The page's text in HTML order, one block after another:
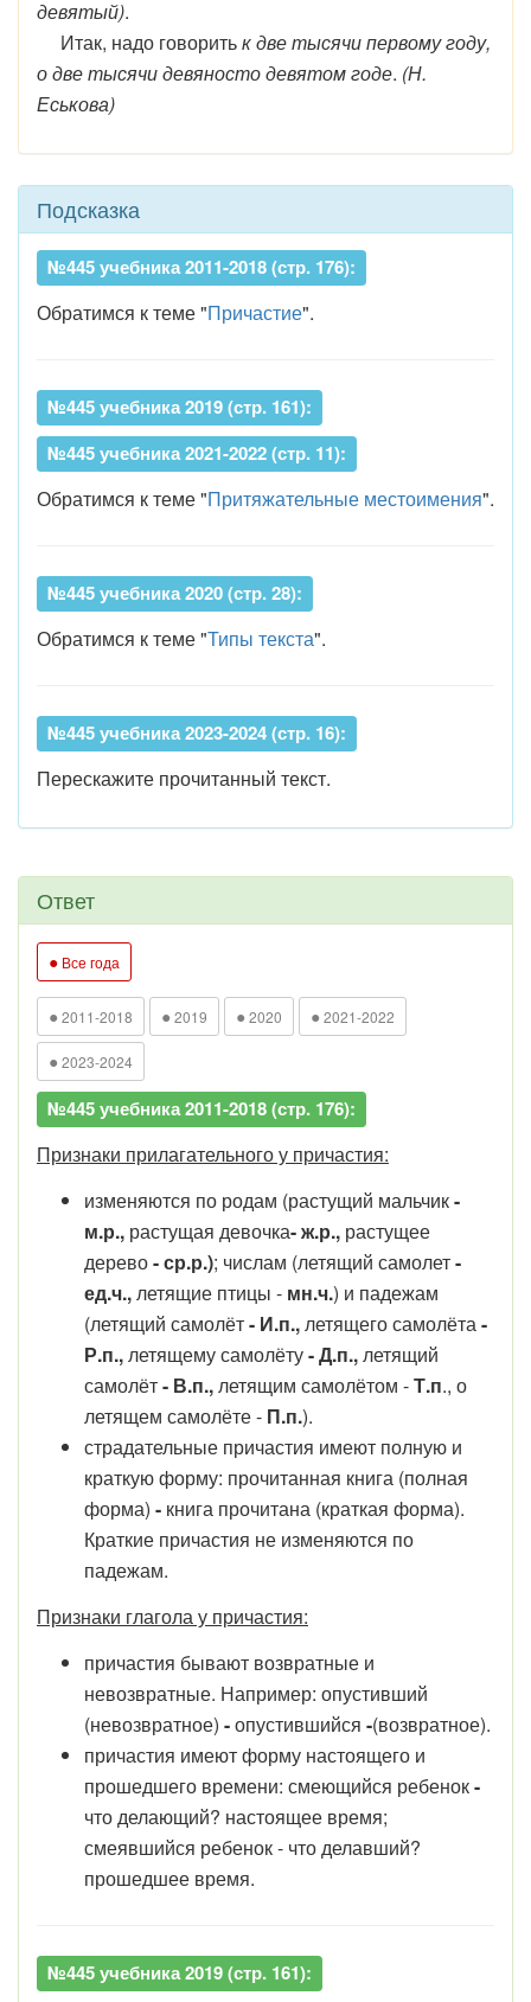
девятый).
Итак, надо говоритьк две тысячи первому году,
о две тысячи девяносто девятом годе. (Н.
Еськова)
Подсказка
№445 учебника 2011-2018 (стр. 176):
Обратимся к теме "Причастие".
№445 учебника 2019 (стр. 161):
№445 учебника 2021-2022 (стр. 11):
Обратимся к теме "Притяжательные местоимения".
№445 учебника 2020 (стр. 28):
Обратимся к теме "Типы текста".
№445 учебника 2023-2024 (стр. 16):
Перескажите прочитанный текст.
Ответ
● Все года
● 2011-2018 ● 2019 ● 2020 ● 2021-2022
● 2023-2024
№445 учебника 2011-2018 (стр. 176):
Признаки прилагательного у причастия:
изменяются по родам (растущий мальчик-
м.р., растущая девочка- ж.р., растущее
дерево- ср.р.); числам (летящий самолет-
ед.ч.,летящие птицы - мн.ч.) и падежам
(летящий самолёт- И.п.,летящего самолёта-
Р.п.,летящему самолёту- Д.п.,летящий
самолёт- В.п.,летящим самолётом -Т.п., о
летящем самолёте - П.п.).
страдательные причастия имеют полную и
краткую форму: прочитанная книга (полная
форма) - книга прочитана (краткая форма).
Краткие причастия не изменяются по
падежам.
Признаки глагола у причастия:
причастия бывают возвратные и
невозвратные. Например: опустивший
(невозвратное) -опустившийся -(возвратное).
причастия имеют форму настоящего и
прошедшего времени: смеющийся ребенок-
что делающий? настоящее время;
смеявшийся ребенок - что делавший?
прошедшее время.
№445 учебника 2019 (стр. 161):